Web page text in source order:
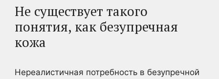
Не существует такого
понятия, как безупречная
кожа
Нереалистичная потребность в безупречной